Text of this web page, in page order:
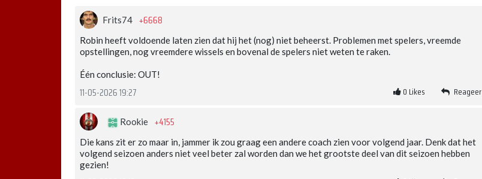
Frits74 +6668
Robin heeft voldoende laten zien dat hij het (nog) niet beheerst. Problemen met spelers, vreemde
opstellingen, nog vreemdere wissels en bovenal de spelers niet weten te raken.
Één conclusie: OUT!
11-05-2026 19:27 0 Likes Reageer
Rookie +4155
Die kans zit er zo maar in, jammer ik zou graag een andere coach zien voor volgend jaar. Denk dat het
volgend seizoen anders niet veel beter zal worden dan we het grootste deel van dit seizoen hebben
gezien!